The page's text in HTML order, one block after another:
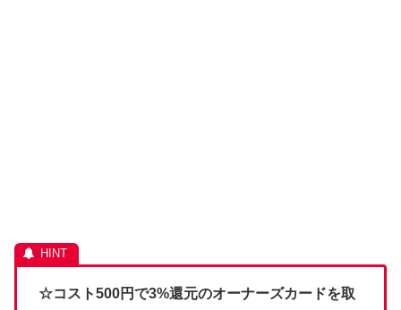
☆コスト500円で3%還元のオーナーズカードを取